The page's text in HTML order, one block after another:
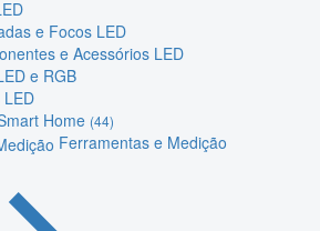
e Focos LED
e Acessórios LED
e RGB
LED
Home (44)
Ferramentas e Medição